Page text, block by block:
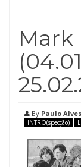
Mark
By Paulo Alves
INTRO(specção)